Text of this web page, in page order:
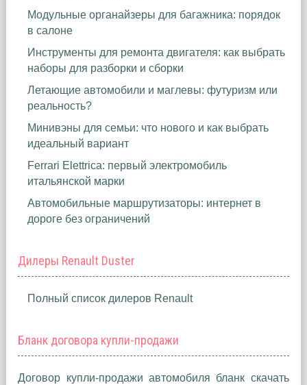
Модульные органайзеры для багажника: порядок
в салоне
Инструменты для ремонта двигателя: как выбрать
наборы для разборки и сборки
Летающие автомобили и маглевы: футуризм или
реальность?
Минивэны для семьи: что нового и как выбрать
идеальный вариант
Ferrari Elettrica: первый электромобиль
итальянской марки
Автомобильные маршрутизаторы: интернет в
дороге без ограничений
Дилеры Renault Duster
Полный список дилеров Renault
Бланк договора купли-продажи
Договор купли-продажи автомобиля бланк скачать